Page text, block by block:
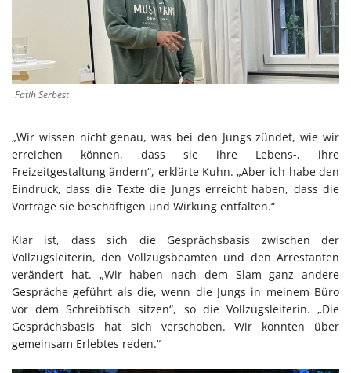
Fatih Serbest
„Wir wissen nicht genau, was bei den Jungs zündet, wie wir
erreichen können, dass sie ihre Lebens-, ihre
Freizeitgestaltung ändern“, erklärte Kuhn. „Aber ich habe den
Eindruck, dass die Texte die Jungs erreicht haben, dass die
Vorträge sie beschäftigen und Wirkung entfalten.“
Klar ist, dass sich die Gesprächsbasis zwischen der
Vollzugsleiterin, den Vollzugsbeamten und den Arrestanten
verändert hat. „Wir haben nach dem Slam ganz andere
Gespräche geführt als die, wenn die Jungs in meinem Büro
vor dem Schreibtisch sitzen“, so die Vollzugsleiterin. „Die
Gesprächsbasis hat sich verschoben. Wir konnten über
gemeinsam Erlebtes reden.“